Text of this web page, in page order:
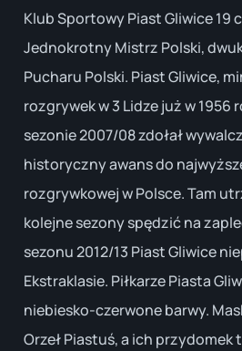
Klub Sportowy Piast Gliwice 19
Jednokrotny Mistrz Polski,
Pucharu Polski. Piast Gliwice,
rozgrywek w 3 Lidze już w 1956
sezonie 2007/08 zdołał
historyczny awans do
rozgrywkowej w Polsce. Tam
kolejne sezony spędzić na
sezonu 2012/13 Piast Gliwice
Ekstraklasie. Piłkarze Piasta
niebiesko-czerwone barwy.
Orzeł Piastuś, a ich przydomek